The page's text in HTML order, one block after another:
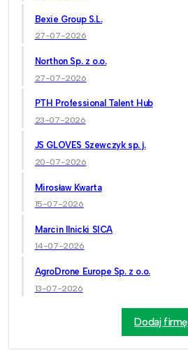
Bexie Group S.L.
27-07-2026
Northon Sp. z o.o.
27-07-2026
PTH Professional Talent Hub
23-07-2026
JS GLOVES Szewczyk sp. j.
20-07-2026
Mirosław Kwarta
15-07-2026
Marcin Ilnicki SICA
14-07-2026
AgroDrone Europe Sp. z o.o.
13-07-2026
Dodaj firmę